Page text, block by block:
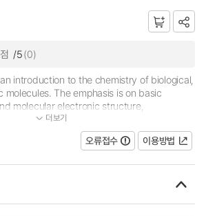
/5(0)
introduction to the chemistry of biological,
molecules. The emphasis is on basic
molecular electronic structure,
base and redox equilibria, chemical kineti...
더보기
오류접수 이용방법